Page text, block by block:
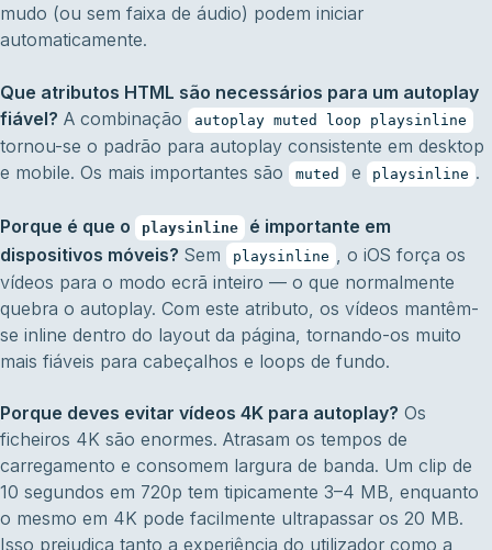
mudo (ou sem faixa de áudio) podem iniciar
automaticamente.
Que atributos HTML são necessários para um autoplay
fiável? A combinação autoplay muted loop playsinline
tornou-se o padrão para autoplay consistente em desktop
e mobile. Os mais importantes são
muted e playsinline .
Porque é que o playsinline
é importante em
dispositivos móveis? Sem playsinline
, o iOS força os
vídeos para o modo ecrã inteiro — o que normalmente
quebra o autoplay. Com este atributo, os vídeos mantêm-
se inline dentro do layout da página, tornando-os muito
mais fiáveis para cabeçalhos e loops de fundo.
Porque deves evitar vídeos 4K para autoplay? Os
ficheiros 4K são enormes. Atrasam os tempos de
carregamento e consomem largura de banda. Um clip de
10 segundos em 720p tem tipicamente 3–4 MB, enquanto
o mesmo em 4K pode facilmente ultrapassar os 20 MB.
Isso prejudica tanto a experiência do utilizador como a